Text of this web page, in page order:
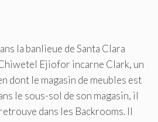
la banlieue de Santa Clara
Ejiofor incarne Clark, un
dont le magasin de meubles est
le sous-sol de son magasin, il
dans les Backrooms. Il